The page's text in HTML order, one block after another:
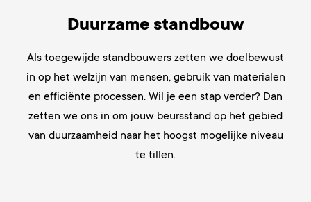
Duurzame standbouw
Als toegewijde standbouwers zetten we doelbewust
in op het welzijn van mensen, gebruik van materialen
en efficiënte processen. Wil je een stap verder? Dan
zetten we ons in om jouw beursstand op het gebied
van duurzaamheid naar het hoogst mogelijke niveau
te tillen.